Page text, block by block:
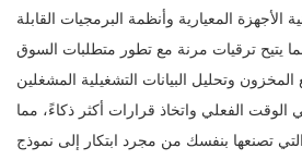
الأجهزة المعيارية وأنظمة البرمجيات القابلة
وتحليل البيانات التشغيلية المشغلين
الفعلي واتخاذ قرارات أكثر ذكاءً، مما
تصنعها بنفسك من مجرد ابتكار إلى نموذج